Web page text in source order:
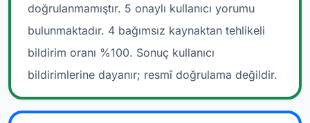
doğrulanmamıştır. 5 onaylı kullanıcı yorumu
bulunmaktadır. 4 bağımsız kaynaktan tehlikeli
bildirim oranı %100. Sonuç kullanıcı
bildirimlerine dayanır; resmî doğrulama değildir.